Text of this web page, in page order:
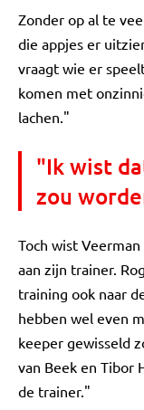
Zonder op al te
die appjes er
vraagt wie er
komen met
lachen."
"Ik wist
zou
Toch wist
aan zijn trainer.
training ook naar
hebben wel even
keeper gewisseld
van Beek en Tibor
de trainer."